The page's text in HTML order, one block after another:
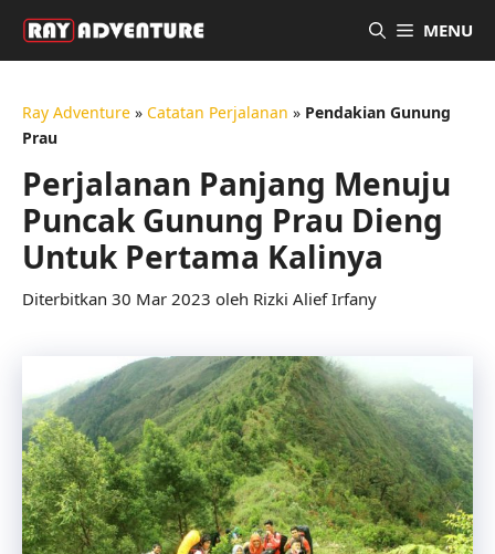
Langsung
MENU
Ray Adventure » Catatan Perjalanan » Pendakian Gunung
Prau
Perjalanan Panjang Menuju
Puncak Gunung Prau Dieng
Untuk Pertama Kalinya
30 Mar 2023 oleh Rizki Alief Irfany